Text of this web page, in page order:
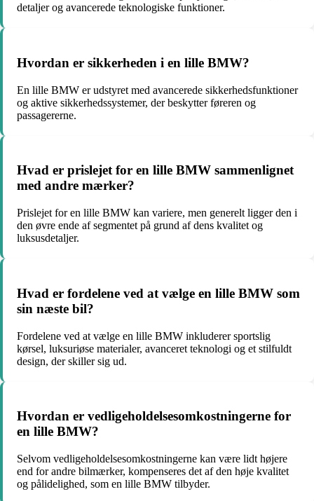
detaljer og avancerede teknologiske funktioner.
Hvordan er sikkerheden i en lille BMW?
En lille BMW er udstyret med avancerede sikkerhedsfunktioner
og aktive sikkerhedssystemer, der beskytter føreren og
passagererne.
Hvad er prislejet for en lille BMW sammenlignet
med andre mærker?
Prislejet for en lille BMW kan variere, men generelt ligger den i
den øvre ende af segmentet på grund af dens kvalitet og
luksusdetaljer.
Hvad er fordelene ved at vælge en lille BMW som
sin næste bil?
Fordelene ved at vælge en lille BMW inkluderer sportslig
kørsel, luksuriøse materialer, avanceret teknologi og et stilfuldt
design, der skiller sig ud.
Hvordan er vedligeholdelsesomkostningerne for
en lille BMW?
Selvom vedligeholdelsesomkostningerne kan være lidt højere
end for andre bilmærker, kompenseres det af den høje kvalitet
og pålidelighed, som en lille BMW tilbyder.